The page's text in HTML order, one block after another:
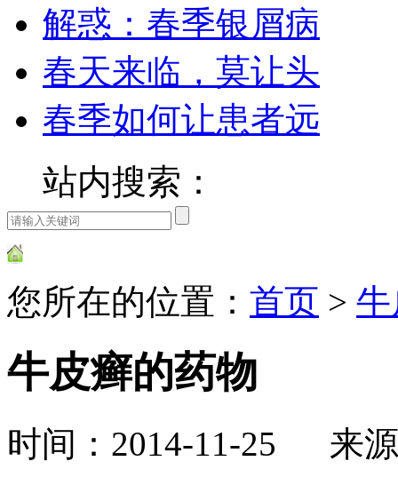
解惑：春季银屑病
春天来临，莫让头
春季如何让患者远
站内搜索：
您所在的位置： 首页 >
牛皮癣的药物
时间：2014-11-25 来